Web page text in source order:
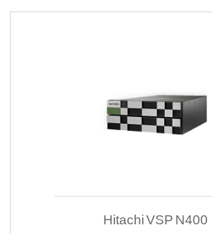
Hitachi VSP N400